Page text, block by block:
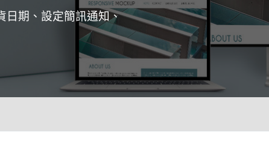
日期、設定簡訊通知、